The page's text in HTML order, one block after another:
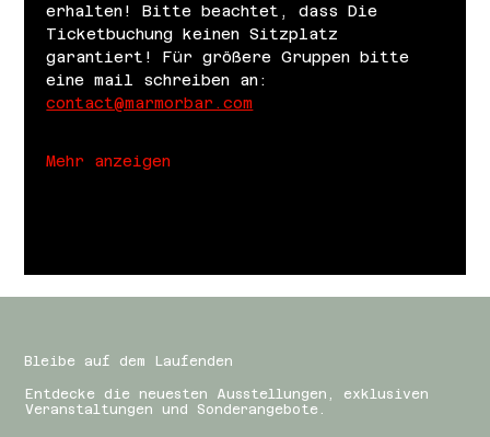
erhalten! Bitte beachtet, dass Die
Ticketbuchung keinen Sitzplatz
garantiert! Für größere Gruppen bitte
eine mail schreiben an:
contact@marmorbar.com
Mehr anzeigen
Bleibe auf dem Laufenden
Entdecke die neuesten Ausstellungen, exklusiven
Veranstaltungen und Sonderangebote.